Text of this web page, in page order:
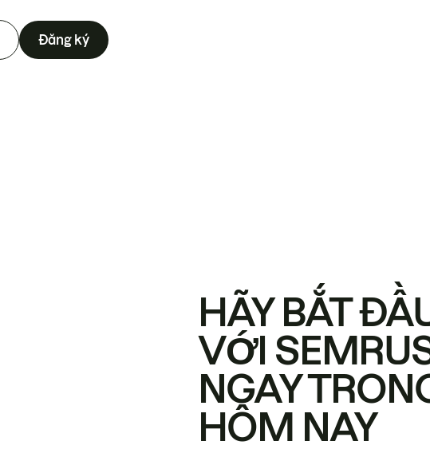
Đăng ký
HÃY BẮT
VỚI
NGAY
HÔM NAY